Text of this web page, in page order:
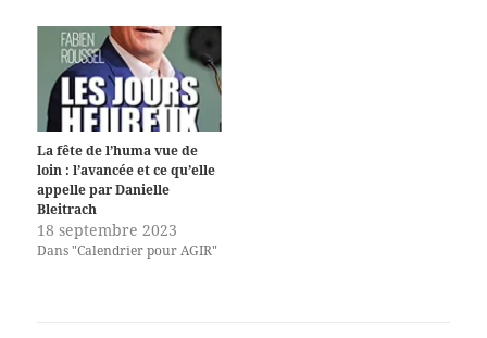
La fête de l’huma vue de
loin : l’avancée et ce qu’elle
appelle par Danielle
Bleitrach
18 septembre 2023
Dans "Calendrier pour AGIR"